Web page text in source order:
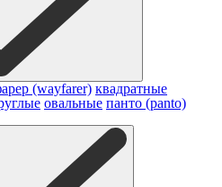
(wayfarer) квадратные
овальные панто (panto)